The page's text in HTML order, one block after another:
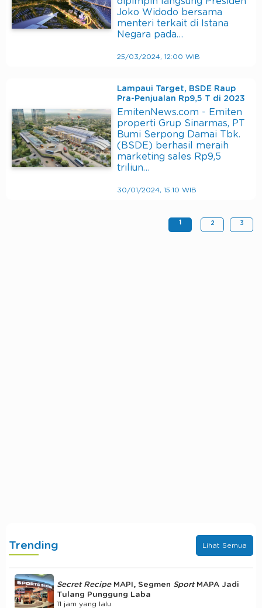
Joko Widodo bersama
menteri terkait di Istana
Negara pada…
25/03/2024, 12:00 WIB
Lampaui Target, BSDE Raup
Pra-Penjualan Rp9,5 T di 2023
EmitenNews.com - Emiten
properti Grup Sinarmas, PT
Bumi Serpong Damai Tbk.
(BSDE) berhasil meraih
marketing sales Rp9,5
triliun…
30/01/2024, 15:10 WIB
1 2 3
Trending Lihat Semua
Secret RecipeMAPI, Segmen Sport MAPA Jadi
Tulang Punggung Laba
11 jam yang lalu